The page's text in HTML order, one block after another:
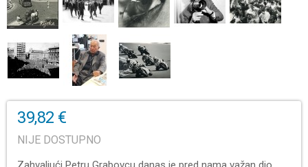
39,82 €
NIJE DOSTUPNO